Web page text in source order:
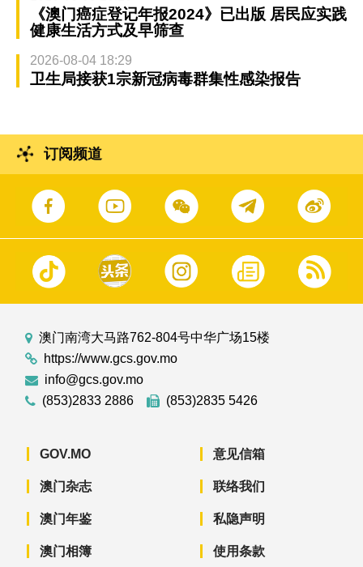
《澳门癌症登记年报2024》已出版 居民应实践
健康生活方式及早筛查
2026-08-04 18:29
卫生局接获1宗新冠病毒群集性感染报告
订阅频道
澳门南湾大马路762-804号中华广场15楼
https://www.gcs.gov.mo
info@gcs.gov.mo
(853)2833 2886
(853)2835 5426
GOV.MO
澳门杂志
澳门年鉴
澳门相簿
意见信箱
联络我们
私隐声明
使用条款